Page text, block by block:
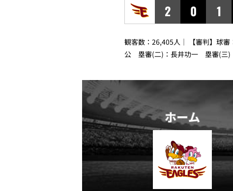
2
0 1
観客数：26,405人｜ 【審判】球
公 塁審(二)：長井功一 塁審(三)
ホーム